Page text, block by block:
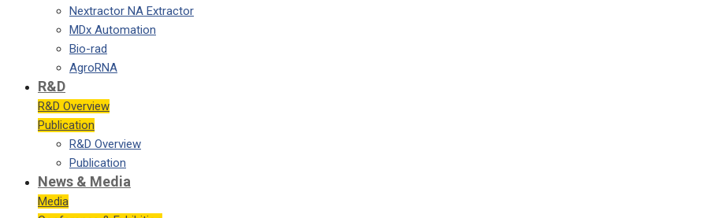
Nextractor NA Extractor
MDx Automation
Bio-rad
AgroRNA
R&D
R&D Overview
Publication
R&D Overview
Publication
News & Media
Media